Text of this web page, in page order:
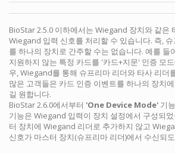
BioStar 2.5.0 이하에서는 Wiegand 장치와 같은
Wiegand 입력 신호를 처리할 수 있습니다. 즉,
를 하나의 장치로 간주할 수는 없습니다. 예를 들
지원하지 않는 특정 카드를 '카드+지문' 인증 모
우, Wiegand를 통해 슈프리마 리더와 타사 리더
많은 고객들은 카드 인증 이벤트를 하나의 장치
길 원합니다.
BioStar 2.6.0에서부터 'One Device Mode' 기
기능은 Wiegand 입력이 장치 설정에서 구성되
터 장치에 Wiegand 리더로 추가하지 않고
신호가 마스터 장치(슈프리마 리더)에서 수신되